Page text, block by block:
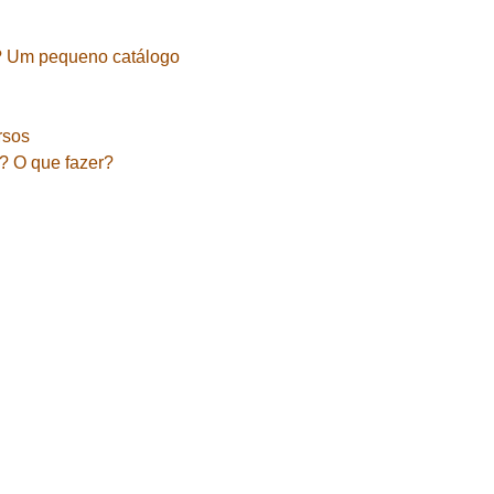
Um pequeno catálogo
O que fazer?